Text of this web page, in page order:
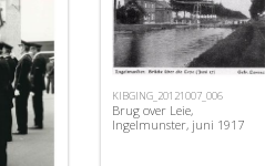
KIBGING_20121007_006
Brug over Leie,
Ingelmunster, juni 1917